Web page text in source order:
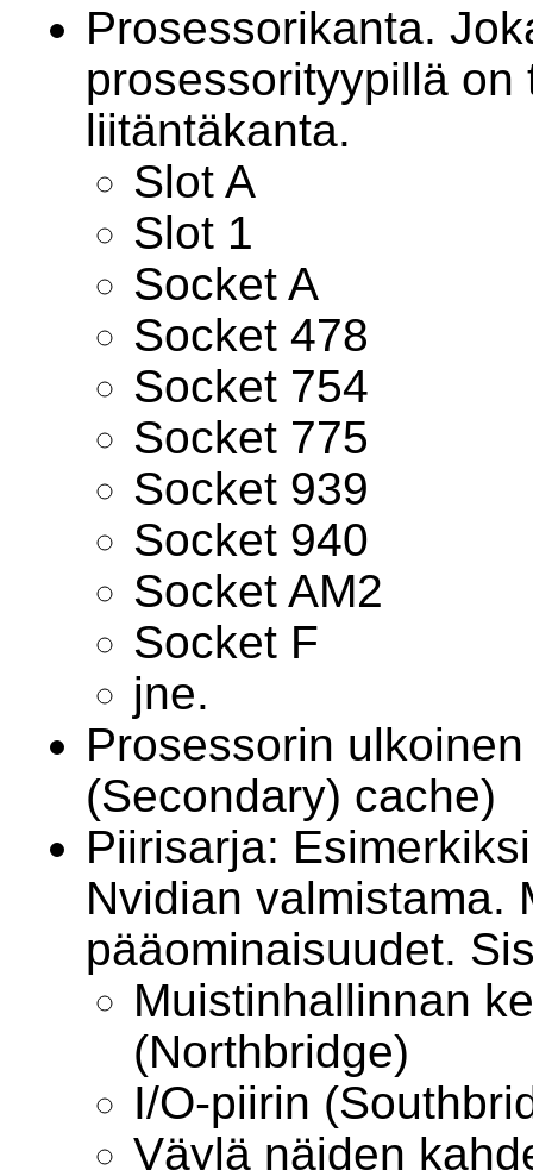
Prosessorikanta.
prosessorityypillä on
liitäntäkanta.
Slot A
Slot 1
Socket A
Socket 478
Socket 754
Socket 775
Socket 939
Socket 940
Socket AM2
Socket F
jne.
Prosessorin
(Secondary) cache)
Piirisarja:
Nvidian valmistama.
pääominaisuudet.
Muistinhallinnan
(Northbridge)
I/O-piirin
Väylä näiden